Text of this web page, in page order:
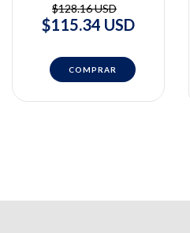
$128.16 USD
$115.34 USD